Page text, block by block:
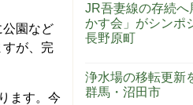
園など
すが、完
ます。今
JR吾妻線の存続
かす会」がシンポ
長野原町
浄水場の移転更
群馬・沼田市